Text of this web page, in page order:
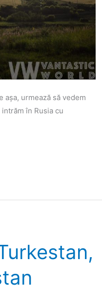
așa, urmează să vedem
în Rusia cu